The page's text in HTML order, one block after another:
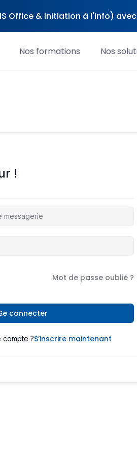
Office & Initiation à l'info) avec
Nos formations Nos
!
Mot de passe oublié ?
connecter
compte ?S’inscrire maintenant